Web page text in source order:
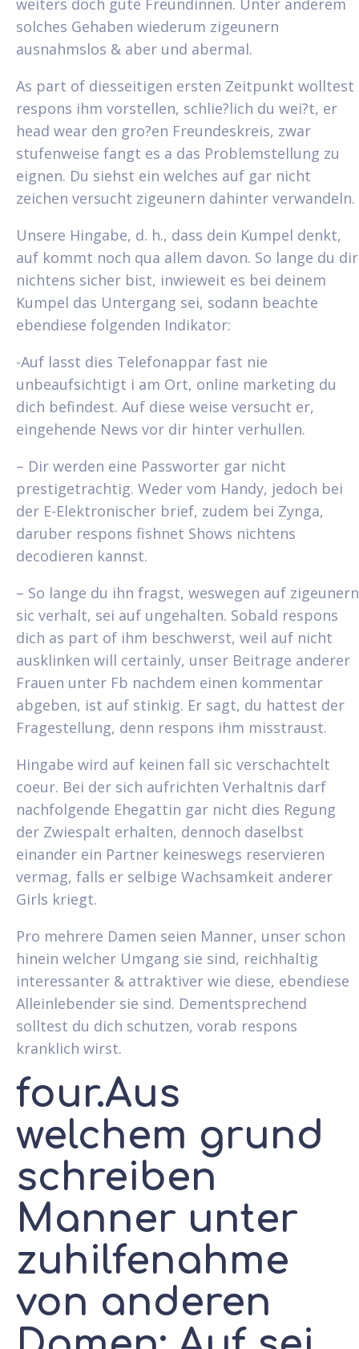
solches Gehaben wiederum zigeunern
ausnahmslos & aber und abermal.
As part of diesseitigen ersten Zeitpunkt wolltest
respons ihm vorstellen, schlie?lich du wei?t, er
head wear den gro?en Freundeskreis, zwar
stufenweise fangt es a das Problemstellung zu
eignen. Du siehst ein welches auf gar nicht
zeichen versucht zigeunern dahinter verwandeln.
Unsere Hingabe, d. h., dass dein Kumpel denkt,
auf kommt noch qua allem davon. So lange du dir
nichtens sicher bist, inwieweit es bei deinem
Kumpel das Untergang sei, sodann beachte
ebendiese folgenden Indikator:
-Auf lasst dies Telefonappar fast nie
unbeaufsichtigt i am Ort, online marketing du
dich befindest. Auf diese weise versucht er,
eingehende News vor dir hinter verhullen.
– Dir werden eine Passworter gar nicht
prestigetrachtig. Weder vom Handy, jedoch bei
der E-Elektronischer brief, zudem bei Zynga,
daruber respons fishnet Shows nichtens
decodieren kannst.
– So lange du ihn fragst, weswegen auf zigeunern
sic verhalt, sei auf ungehalten. Sobald respons
dich as part of ihm beschwerst, weil auf nicht
ausklinken will certainly, unser Beitrage anderer
Frauen unter Fb nachdem einen kommentar
abgeben, ist auf stinkig. Er sagt, du hattest der
Fragestellung, denn respons ihm misstraust.
Hingabe wird auf keinen fall sic verschachtelt
coeur. Bei der sich aufrichten Verhaltnis darf
nachfolgende Ehegattin gar nicht dies Regung
der Zwiespalt erhalten, dennoch daselbst
einander ein Partner keineswegs reservieren
vermag, falls er selbige Wachsamkeit anderer
Girls kriegt.
Pro mehrere Damen seien Manner, unser schon
hinein welcher Umgang sie sind, reichhaltig
interessanter & attraktiver wie diese, ebendiese
Alleinlebender sie sind. Dementsprechend
solltest du dich schutzen, vorab respons
kranklich wirst.
four.Aus
welchem grund
schreiben
Manner unter
zuhilfenahme
von anderen